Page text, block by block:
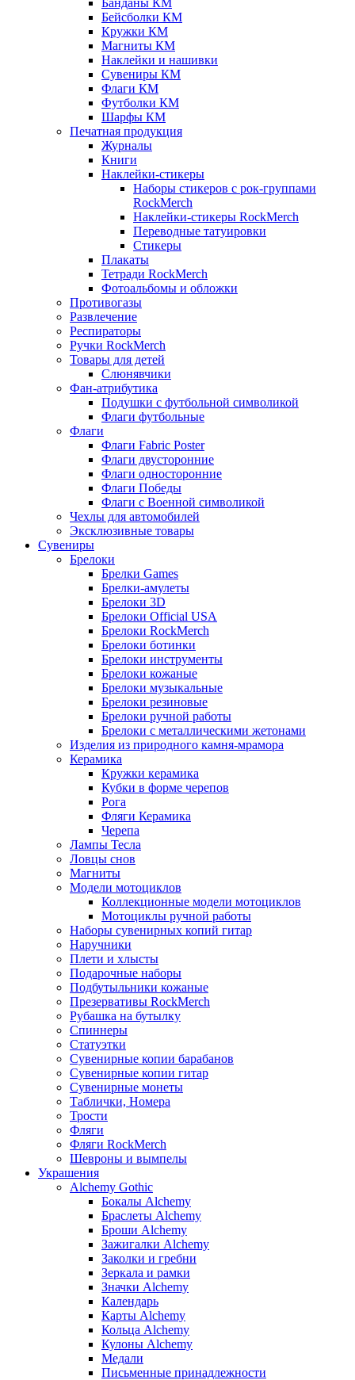
Банданы КМ
Бейсболки КМ
Кружки КМ
Магниты КМ
Наклейки и нашивки
Сувениры КМ
Флаги КМ
Футболки КМ
Шарфы КМ
Печатная продукция
Журналы
Книги
Наклейки-стикеры
Наборы стикеров с рок-группами
RockMerch
Наклейки-стикеры RockMerch
Переводные татуировки
Стикеры
Плакаты
Тетради RockMerch
Фотоальбомы и обложки
Противогазы
Развлечение
Респираторы
Ручки RockMerch
Товары для детей
Слюнявчики
Фан-атрибутика
Подушки с футбольной символикой
Флаги футбольные
Флаги
Флаги Fabric Poster
Флаги двусторонние
Флаги односторонние
Флаги Победы
Флаги с Военной символикой
Чехлы для автомобилей
Эксклюзивные товары
Сувениры
Брелоки
Брелки Games
Брелки-амулеты
Брелоки 3D
Брелоки Official USA
Брелоки RockMerch
Брелоки ботинки
Брелоки инструменты
Брелоки кожаные
Брелоки музыкальные
Брелоки резиновые
Брелоки ручной работы
Брелоки с металлическими жетонами
Изделия из природного камня-мрамора
Керамика
Кружки керамика
Кубки в форме черепов
Рога
Фляги Керамика
Черепа
Лампы Тесла
Ловцы снов
Магниты
Модели мотоциклов
Коллекционные модели мотоциклов
Мотоциклы ручной работы
Наборы сувенирных копий гитар
Наручники
Плети и хлысты
Подарочные наборы
Подбутыльники кожаные
Презервативы RockMerch
Рубашка на бутылку
Спиннеры
Статуэтки
Сувенирные копии барабанов
Сувенирные копии гитар
Сувенирные монеты
Таблички, Номера
Трости
Фляги
Фляги RockMerch
Шевроны и вымпелы
Украшения
Alchemy Gothic
Бокалы Alchemy
Браслеты Alchemy
Броши Alchemy
Зажигалки Alchemy
Заколки и гребни
Зеркала и рамки
Значки Alchemy
Календарь
Карты Alchemy
Кольца Alchemy
Кулоны Alchemy
Медали
Письменные принадлежности